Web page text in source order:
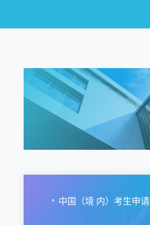
中国（境 内）考生申请